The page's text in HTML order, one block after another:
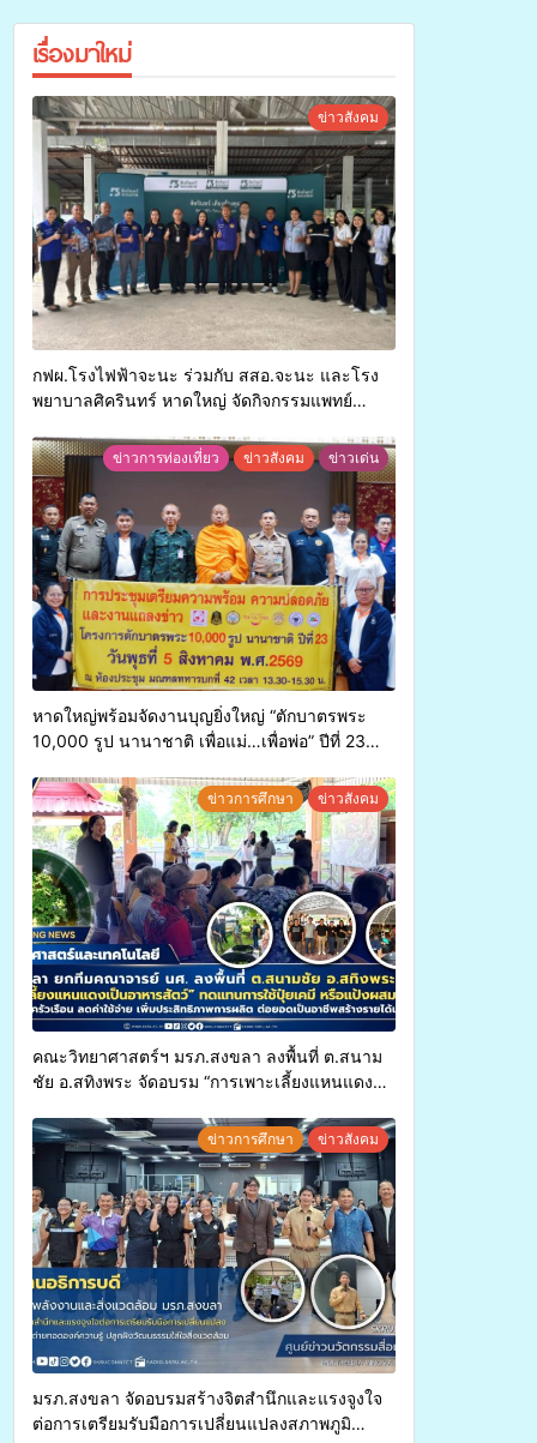
เรื่องมาใหม่
ข่าวสังคม
กฟผ.โรงไฟฟ้าจะนะ ร่วมกับ สสอ.จะนะ และโรง
พยาบาลศิครินทร์ หาดใหญ่ จัดกิจกรรมแพทย์
ข่าวการท่องเที่ยว ข่าวสังคม ข่าวเด่น
หาดใหญ่พร้อมจัดงานบุญยิ่งใหญ่ “ตักบาตรพระ
10,000 รูป นานาชาติ เพื่อแม่…เพื่อพ่อ” ปีที่ 23
ประเพณีแห่งศรัทธา
ข่าวการศึกษา ข่าวสังคม
คณะวิทยาศาสตร์ฯ มรภ.สงขลา ลงพื้นที่ ต.สนาม
ชัย อ.สทิงพระ จัดอบรม “การเพาะเลี้ยงแหนแดง
ประสิทธิภาพการผลิต ต่อยอดสู่อาชีพเสริมใน
อนาคต
ข่าวการศึกษา ข่าวสังคม
มรภ.สงขลา จัดอบรมสร้างจิตสำนึกและแรงจูงใจ
ต่อการเตรียมรับมือการเปลี่ยนแปลงสภาพภูมิ